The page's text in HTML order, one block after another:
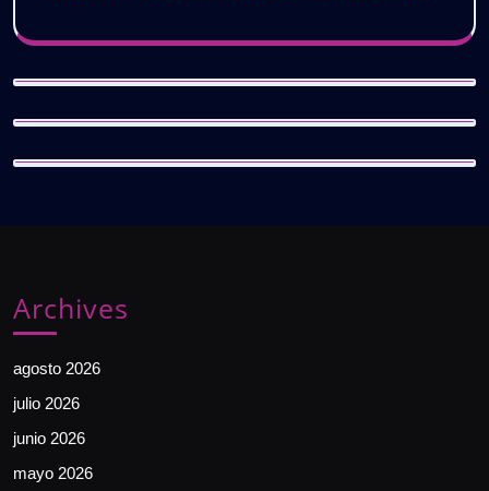
Archives
agosto 2026
julio 2026
junio 2026
mayo 2026